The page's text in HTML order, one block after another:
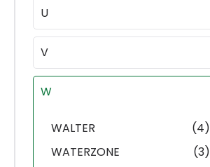
U
V
W
(4)
WALTER
(3)
WATERZONE